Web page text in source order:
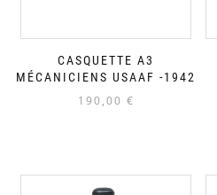
CASQUETTE A3
MÉCANICIENS USAAF -1942
190,00 €